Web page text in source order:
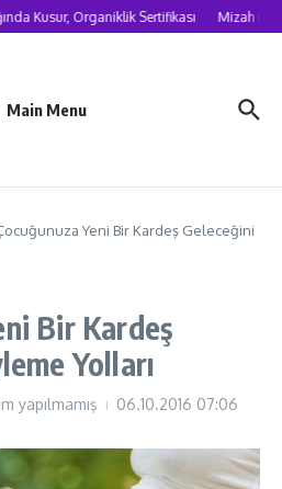
Kusur, Organiklik Sertifikası Mizah
Main Menu
Yeni Bir Kardeş Geleceğini
Bir Kardeş
Yolları
yapılmamış 06.10.2016 07:06